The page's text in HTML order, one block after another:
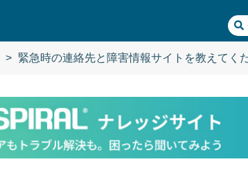
緊急時の連絡先と障害情報サイトを教えてく
緊急時の連絡先と障害情報サイトを教えてく